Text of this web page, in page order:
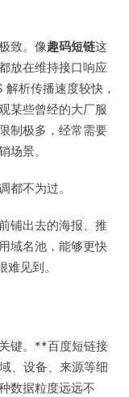
致。像趣码短链这
放在维持接口响应
析传播速度较快，
某些曾经的大厂服
制极多，经常需要
场景。
都不为过。
铺出去的海报、推
域名池，能够更快
见到。
键。**百度短链接
、设备、来源等细
数据粒度远远不